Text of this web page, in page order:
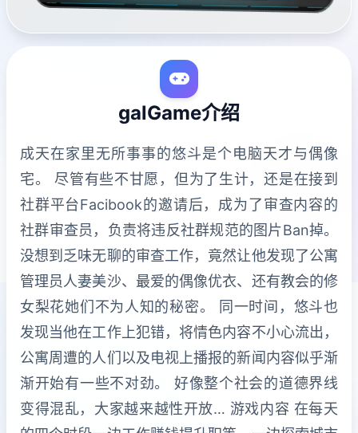
galGame介绍
成天在家里无所事事的悠斗是个电脑天才与偶像
宅。 尽管有些不甘愿，但为了生计，还是在接到
社群平台Facibook的邀请后，成为了审查内容的
社群审查员，负责将违反社群规范的图片Ban掉。
没想到乏味无聊的审查工作，竟然让他发现了公寓
管理员人妻美沙、最爱的偶像优衣、还有教会的修
女梨花她们不为人知的秘密。 同一时间，悠斗也
发现当他在工作上犯错，将情色内容不小心流出，
公寓周遭的人们以及电视上播报的新闻内容似乎渐
渐开始有一些不对劲。 好像整个社会的道德界线
变得混乱，大家越来越性开放… 游戏内容 在每天